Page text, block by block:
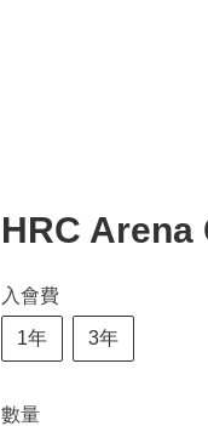
HRC
入會費
1年 3年
數量